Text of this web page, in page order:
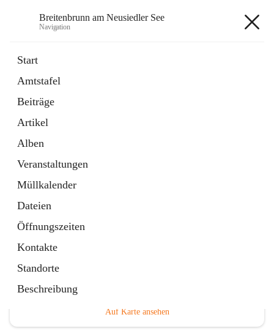
Breitenbrunn am Neusiedler See
Navigation
Start
Amtstafel
Beiträge
Artikel
Alben
Veranstaltungen
Müllkalender
Dateien
Öffnungszeiten
Kontakte
Standorte
Beschreibung
18 Schnellzugriffe
Gemeindeservice
Auf Karte ansehen